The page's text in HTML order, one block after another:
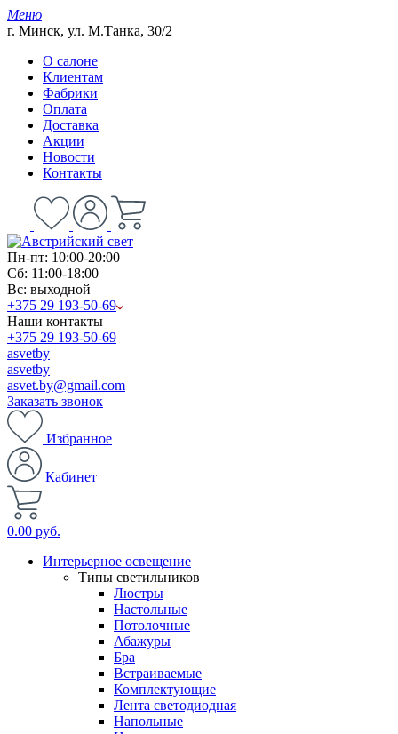
Меню
г. Минск, ул. М.Танка, 30/2
О салоне
Клиентам
Фабрики
Оплата
Доставка
Акции
Новости
Контакты
Пн-пт: 10:00-20:00
Сб: 11:00-18:00
Вс: выходной
+375 29 193-50-69
Наши контакты
+375 29 193-50-69
asvetby
asvetby
asvet.by@gmail.com
Заказать звонок
Избранное
Кабинет
0.00 руб.
Интерьерное освещение
Типы светильников
Люстры
Настольные
Потолочные
Абажуры
Бра
Встраиваемые
Комплектующие
Лента светодиодная
Напольные